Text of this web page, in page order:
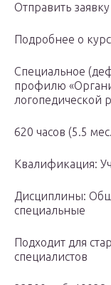
Отправить заявку
Подробнее о
Специальное
профилю
логопедической
620 часов (5.5
Квалификация:
Дисциплины:
специальные
Подходит для
специалистов